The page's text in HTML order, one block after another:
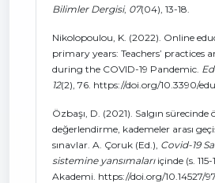
Bilimler Dergisi, 07(04), 13-18.
Nikolopoulou, K. (2022). Online
primary years: Teachers’ practices
during the COVID-19 Pandemic.
12(2), 76. https://doi.org/10.3390/
Özbaşı, D. (2021). Salgın sürecinde
değerlendirme, kademeler arası
sınavlar. A. Çoruk (Ed.), Covid-19
sistemine yansımalarıiçinde (s.
Akademi. https://doi.org/10.14527/